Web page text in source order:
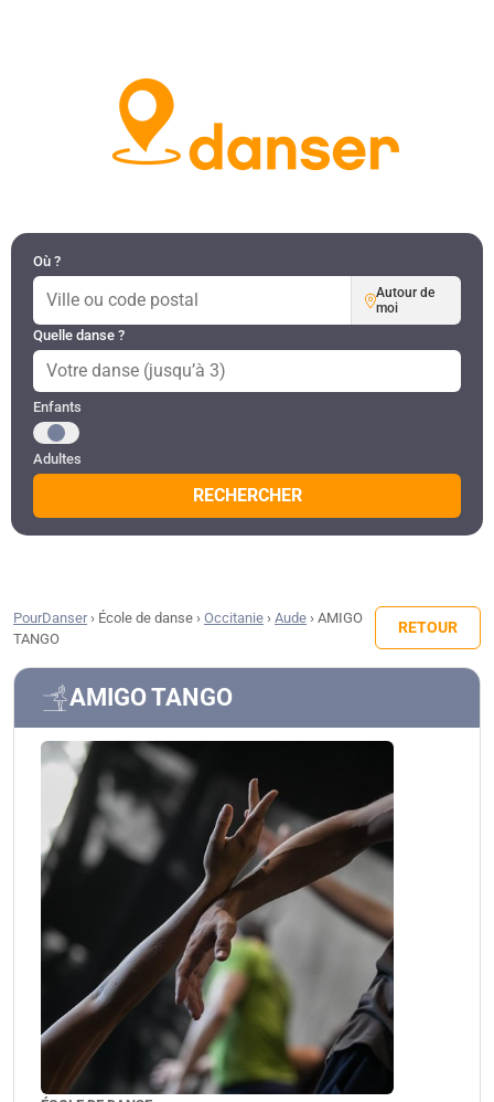
Où ?
Autour de
moi
Quelle danse ?
Public recherché
Enfants
Adultes
RECHERCHER
PourDanser› École de danse › Occitanie › Aude › AMIGO
TANGO
RETOUR
AMIGO TANGO